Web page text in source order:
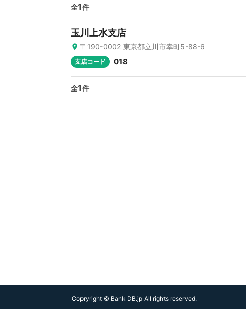
全1件
玉川上水支店
〒190-0002 東京都立川市幸町5-88-6
支店コード 018
全1件
Copryright © Bank DB.jp All rights reserved.